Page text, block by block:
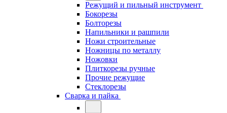
Режущий и пильный инструмент
Бокорезы
Болторезы
Напильники и рашпили
Ножи строительные
Ножницы по металлу
Ножовки
Плиткорезы ручные
Прочие режущие
Стеклорезы
Сварка и пайка